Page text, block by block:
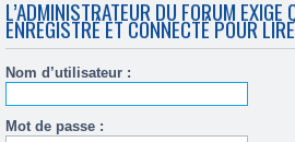
L’ADMINISTRATEUR DU FORUM EXIGE
ENREGISTRÉ ET CONNECTÉ POUR
Nom d’utilisateur :
Mot de passe :